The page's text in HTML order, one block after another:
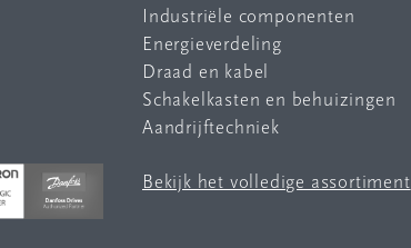
Industriële componenten
Energieverdeling
Draad en kabel
Schakelkasten en behuizingen
Aandrijftechniek
Bekijk het volledige assortiment